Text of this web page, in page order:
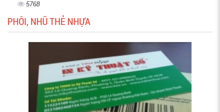
5768
PHÔI, NHŨ THẺ NHỰA